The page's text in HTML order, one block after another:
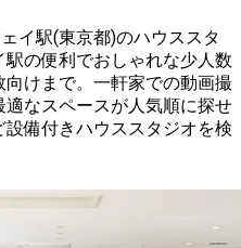
イ駅(東京都)のハウススタ
の便利でおしゃれな少人数
けまで。一軒家での動画撮
なスペースが人気順に探せ
備付きハウススタジオを検